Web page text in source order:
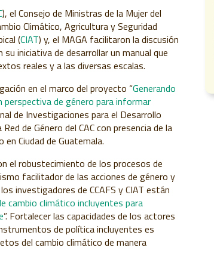
), el Consejo de Ministras de la Mujer del
Climático, Agricultura y Seguridad
(CIAT) y, el MAGA facilitaron la discusión
iniciativa de desarrollar un manual que
reales y a las diversas escalas.
en el marco del proyecto “Generando
perspectiva de género para informar
de Investigaciones para el Desarrollo
de Género del CAC con presencia de la
Ciudad de Guatemala.
el robustecimiento de los procesos de
facilitador de las acciones de género y
investigadores de CCAFS y CIAT están
cambio climático incluyentes para
”. Fortalecer las capacidades de los actores
de política incluyentes es
del cambio climático de manera